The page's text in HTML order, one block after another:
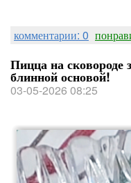
комментарии: 0
Пицца на сковороде
блинной основой!
03-05-2026 08:25